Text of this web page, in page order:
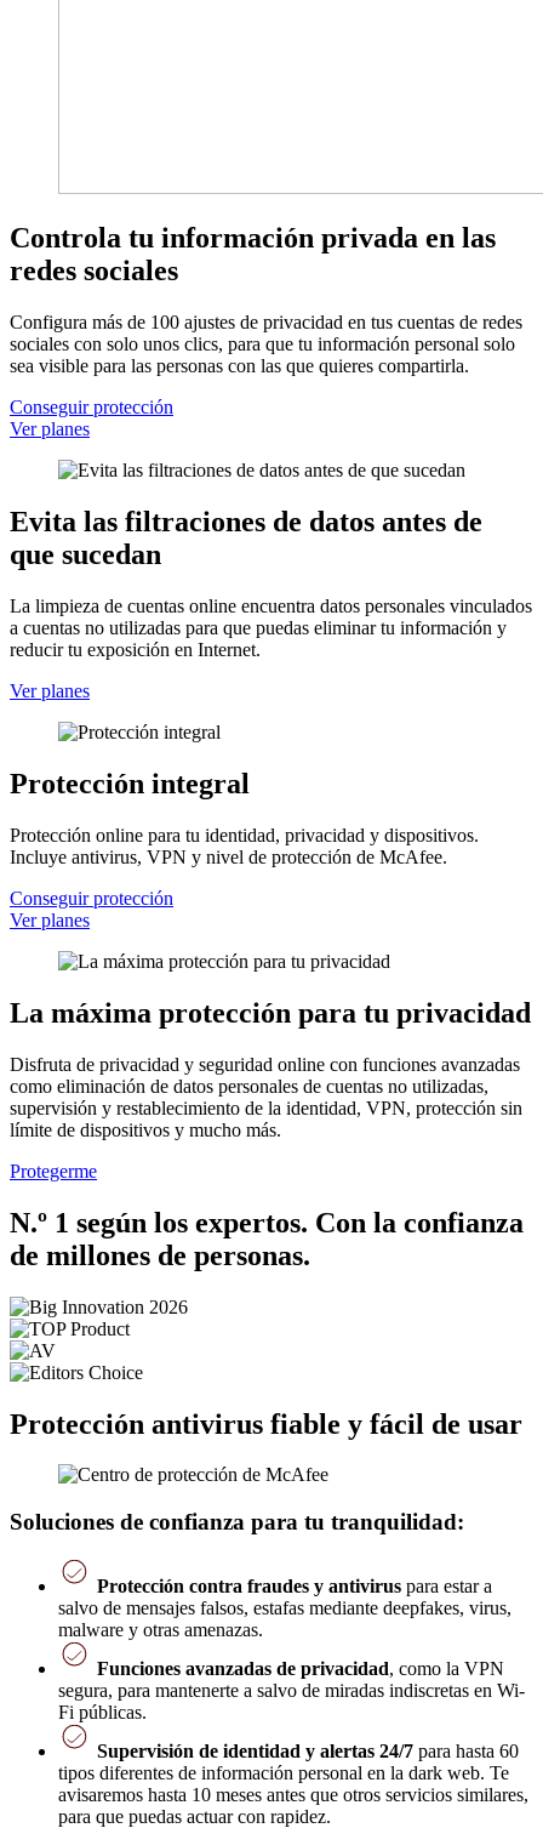
Controla tu información privada en las
redes sociales
Configura más de 100 ajustes de privacidad en tus cuentas de redes
sociales con solo unos clics, para que tu información personal solo
sea visible para las personas con las que quieres compartirla.
Conseguir protección
Ver planes
Evita las filtraciones de datos antes de
que sucedan
La limpieza de cuentas online encuentra datos personales vinculados
a cuentas no utilizadas para que puedas eliminar tu información y
reducir tu exposición en Internet.
Ver planes
Protección integral
Protección online para tu identidad, privacidad y dispositivos.
Incluye antivirus, VPN y nivel de protección de McAfee.
Conseguir protección
Ver planes
La máxima protección para tu privacidad
Disfruta de privacidad y seguridad online con funciones avanzadas
como eliminación de datos personales de cuentas no utilizadas,
supervisión y restablecimiento de la identidad, VPN, protección sin
límite de dispositivos y mucho más.
Protegerme
N.º 1 según los expertos. Con la confianza
de millones de personas.
Protección antivirus fiable y fácil de usar
Soluciones de confianza para tu tranquilidad:
Protección contra fraudes y antivirus para estar a
salvo de mensajes falsos, estafas mediante deepfakes, virus,
malware y otras amenazas.
Funciones avanzadas de privacidad, como la VPN
segura, para mantenerte a salvo de miradas indiscretas en Wi-
Fi públicas.
Supervisión de identidad y alertas 24/7 para hasta 60
tipos diferentes de información personal en la dark web. Te
avisaremos hasta 10 meses antes que otros servicios similares,
para que puedas actuar con rapidez.